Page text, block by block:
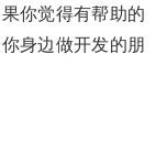
你觉得有帮助的
身边做开发的朋